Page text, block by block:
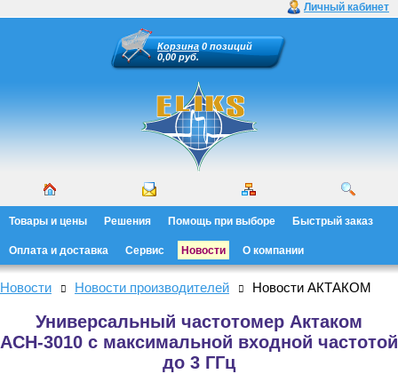
Личный кабинет
Корзина 0 позиций
0,00 руб.
Товары и цены Решения Помощь при выборе Быстрый заказ
Оплата и доставка Сервис Новости О компании
Новости Новости производителей Новости АКТАКОМ
Универсальный частотомер Актаком
АСН-3010 с максимальной входной частотой
до 3 ГГц